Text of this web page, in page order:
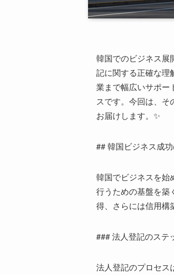
韓国でのビジネス展
記に関する正確な理
業まで幅広いサポー
スです。今回は、そ
お届けします。✨
## 韓国ビジネス成
韓国でビジネスを始
行うための基盤を築
得、さらには信用構
### 法人登記のステ
法人登記のプロセス